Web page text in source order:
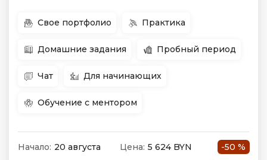
Свое портфолио Практика
Домашние задания Пробный период
Чат Для начинающих
Обучение с ментором
Начало: 20 августа Цена: 5 624 BYN
-50 %